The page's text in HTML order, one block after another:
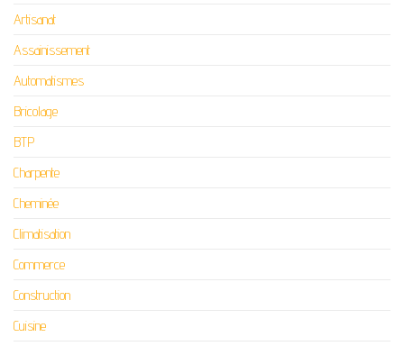
Artisanat
Assainissement
Automatismes
Bricolage
BTP
Charpente
Cheminée
Climatisation
Commerce
Construction
Cuisine